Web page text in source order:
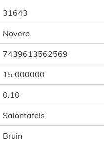
31643
Novero
7439613562569
15.000000
0.10
Salontafels
Bruin